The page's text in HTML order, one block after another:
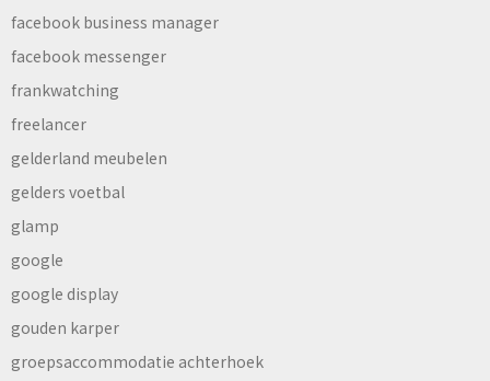
facebook business manager
facebook messenger
frankwatching
freelancer
gelderland meubelen
gelders voetbal
glamp
google
google display
gouden karper
groepsaccommodatie achterhoek